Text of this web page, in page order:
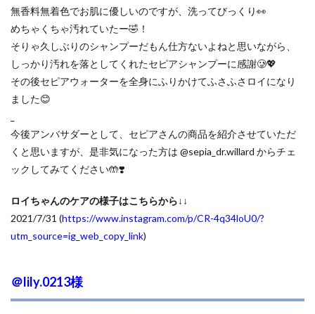
無香料無着色でお肌に優しいのですが、洗ってびっくり👀
めちゃくちゃ汚れていたー🤣！
そりゃ久しぶりのシャンプーだもん仕方ないよねと思いながら、
しっかり汚れを落としてくれたセピアシャンプーに感謝🥲💖
その後セピアウォーターを全身にふりかけてふさふさロイになり
ました😊
今後アンバサダーとして、セピアさんの商品を紹介させていただ
くと思いますが、是非気になった方は @sepia_dr.willard からチェ
ックしてみてください🤲❣️
ロイちゃんのケアの様子はこちらから↓↓
2021/7/31 (https://www.instagram.com/p/CR-4q34loU0/?
utm_source=ig_web_copy_link)
＠lily.0213様